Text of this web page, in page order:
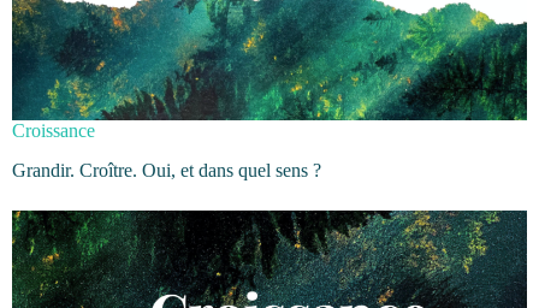
Croissance
Grandir. Croître. Oui, et dans quel sens ?